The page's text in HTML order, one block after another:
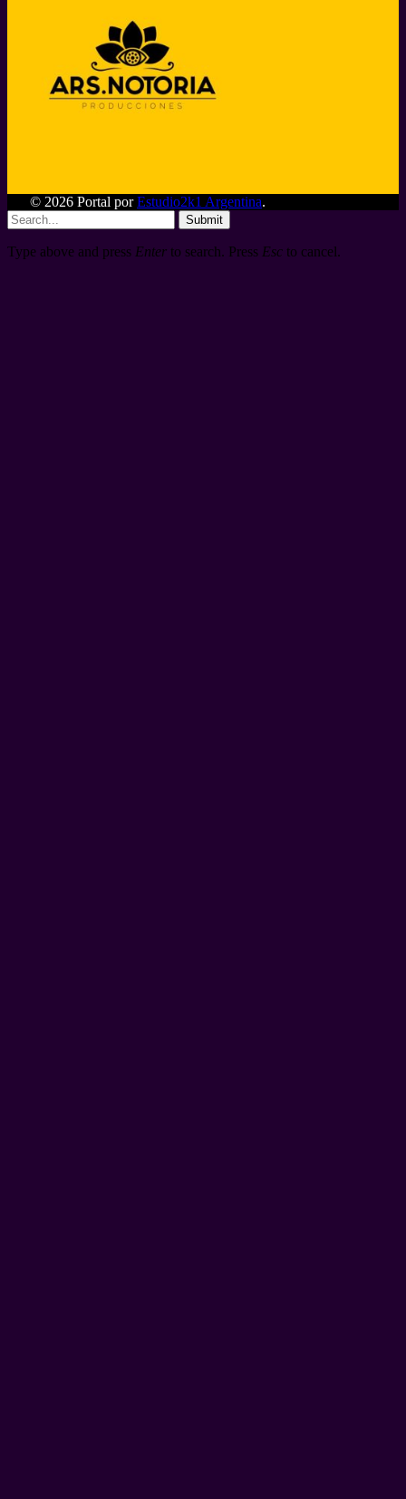
© 2026 Portal porEstudio2k1 Argentina.
Submit
Type above and press Enter to search. Press Esc to cancel.